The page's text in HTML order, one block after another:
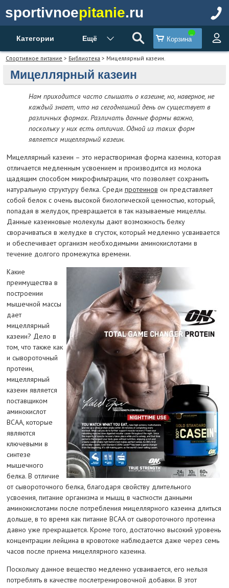
sportivnoepitanie.ru
Категории Ещё Корзина
Спортивное питание > Библиотека > Мицеллярный казеин.
Мицеллярный казеин
Нам приходится часто слышать о казеине, но, наверное, не
каждый знает, что на сегодняшний день он существует в
различных формах. Различать данные формы важно,
поскольку у них есть отличия. Одной из таких форм
является мицеллярный казеин.
Мицеллярный казеин – это нерастворимая форма казеина, которая
отличается медленным усвоением и производится из молока
щадящим способом микрофильтрации, что позволяет сохранить
натуральную структуру белка. Среди протеинов он представляет
собой белок с очень высокой биологической ценностью, который,
попадая в желудок, превращается в так называемые мицеллы.
Данные казеиновые молекулы дают возможность белку
сворачиваться в желудке в сгусток, который медленно усваивается
и обеспечивает организм необходимыми аминокислотами в
течение долгого промежутка времени.
Какие
преимущества в
построении
мышечной массы
дает
мицеллярный
казеин? Дело в
том, что также как
и сывороточный
протеин,
мицеллярный
казеин является
поставщиком
аминокислот
BCAA, которые
являются
ключевыми в
синтезе
мышечного
белка. В отличие
от сывороточного белка, благодаря свойству длительного
усвоения, питание организма и мышц в частности данными
аминокислотами после потребления мицеллярного казеина длиться
дольше, в то время как питание BCAA от сывороточного протеина
давно уже прекращается. Кроме того, достаточно высокий уровень
концентрации лейцина в кровотоке наблюдается даже через семь
часов после приема мицеллярного казеина.
Поскольку данное вещество медленно усваивается, его нельзя
потреблять в качестве послетренировочной добавки. В этот